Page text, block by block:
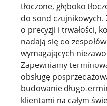
tłoczone, głęboko
do sond czujnikowych.
o precyzji i trwałości,
nadają się do
wymagających
Zapewniamy
obsługę
budowanie
klientami na całym